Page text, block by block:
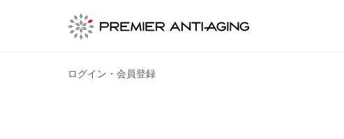
ログイン・会員登録